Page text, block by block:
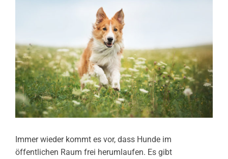
Immer wieder kommt es vor, dass Hunde im
öffentlichen Raum frei herumlaufen. Es gibt